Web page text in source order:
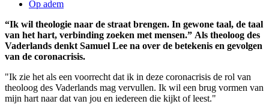
Op adem
“Ik wil theologie naar de straat brengen. In gewone taal, de taal
van het hart, verbinding zoeken met mensen.” Als theoloog des
Vaderlands denkt Samuel Lee na over de betekenis en gevolgen
van de coronacrisis.
"Ik zie het als een voorrecht dat ik in deze coronacrisis de rol van
theoloog des Vaderlands mag vervullen. Ik wil een brug vormen van
mijn hart naar dat van jou en iedereen die kijkt of leest."